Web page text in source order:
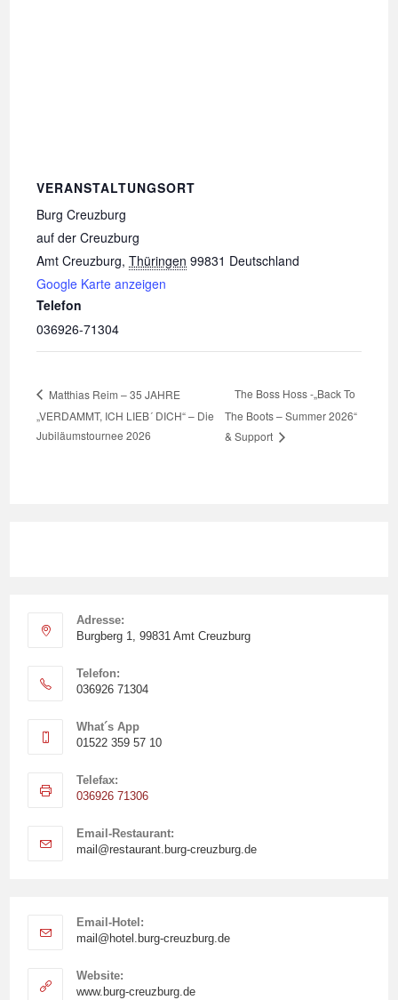
VERANSTALTUNGSORT
Burg Creuzburg
auf der Creuzburg
Amt Creuzburg, Thüringen 99831 Deutschland
Google Karte anzeigen
Telefon
036926-71304
Matthias Reim – 35 JAHRE
„VERDAMMT, ICH LIEB´ DICH“ – Die
Jubiläumstournee 2026
The Boss Hoss -„Back To
The Boots – Summer 2026“
& Support
Adresse:
Burgberg 1, 99831 Amt Creuzburg
in
a
tab
Telefon:
036926 71304
in
your
What´s App
01522 359 57 10
in
your
Telefax:
036926 71306
Email-Restaurant:
mail@restaurant.burg-creuzburg.deOpens
Email-Hotel:
mail@hotel.burg-creuzburg.deOpens
Website:
www.burg-creuzburg.deOpens